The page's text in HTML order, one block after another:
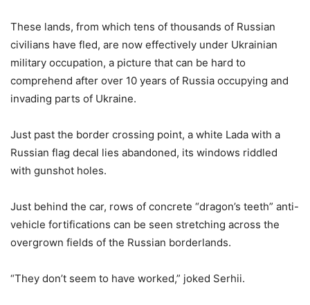
These lands, from which tens of thousands of Russian
civilians have fled, are now effectively under Ukrainian
military occupation, a picture that can be hard to
comprehend after over 10 years of Russia occupying and
invading parts of Ukraine.
Just past the border crossing point, a white Lada with a
Russian flag decal lies abandoned, its windows riddled
with gunshot holes.
Just behind the car, rows of concrete “dragon’s teeth” anti-
vehicle fortifications can be seen stretching across the
overgrown fields of the Russian borderlands.
“They don’t seem to have worked,” joked Serhii.